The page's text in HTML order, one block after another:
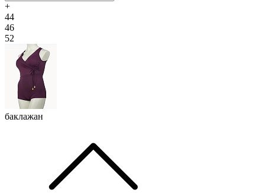
+
44
46
52
баклажан